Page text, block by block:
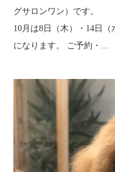
グサロンワン）です
10月は8日（木）・14日
になります。 ご予約・…